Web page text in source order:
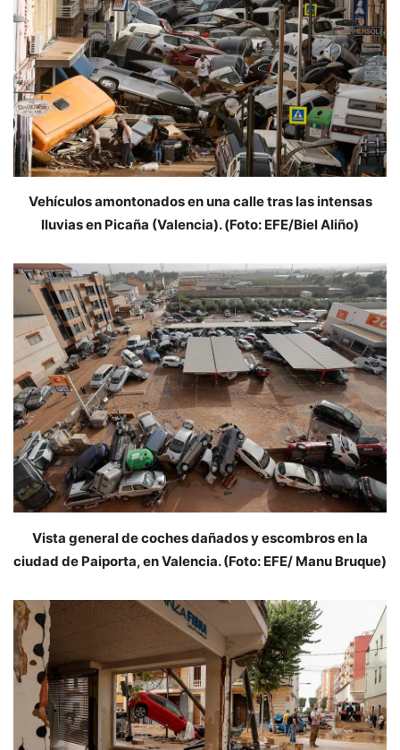
Vehículos amontonados en una calle tras las intensas
lluvias en Picaña (Valencia). (Foto: EFE/Biel Aliño)
Vista general de coches dañados y escombros en la
ciudad de Paiporta, en Valencia. (Foto: EFE/ Manu Bruque)